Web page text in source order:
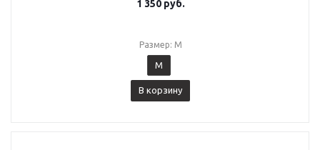
1 350руб.
Размер: M
M
В корзину